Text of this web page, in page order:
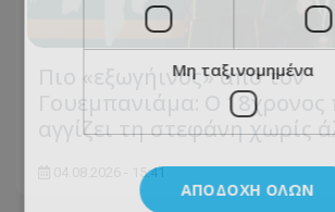
Πιο «εξωγήινος» από τον
Γουεμπανιάμα: Ο 18χρονος
αγγίζει τη στεφάνη χωρίς
04.08.2026 - 15:41
Μη ταξινομημένα
ΑΠΟΔΟΧΉ ΌΛΩΝ